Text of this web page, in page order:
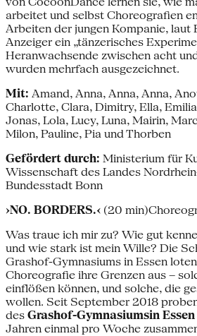
arbeitet und selbst Choreografien
Arbeiten der jungen Kompanie, laut
Anzeiger ein „tänzerisches
Heranwachsende zwischen acht
wurden mehrfach ausgezeichnet.
Mit: Amand, Anna, Anna, Anna,
Charlotte, Clara, Dimitry, Ella,
Jonas, Lola, Lucy, Luna, Mairin,
Milon, Pauline, Pia und Thorben
Gefördert durch: Ministerium für
Wissenschaft des Landes
Bundesstadt Bonn
›NO. BORDERS.‹ (20
Was traue ich mir zu? Wie gut
und wie stark ist mein Wille? Die
Grashof-Gymnasiums in Essen
Choreografie ihre Grenzen aus –
einflößen können, und solche, die
wollen. Seit September 2018
des Grashof-Gymnasiumsin Essen
Jahren einmal pro Woche